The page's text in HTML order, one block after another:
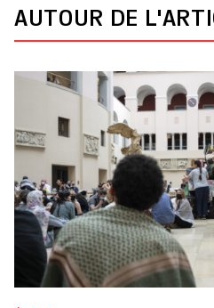
AUTOUR DE